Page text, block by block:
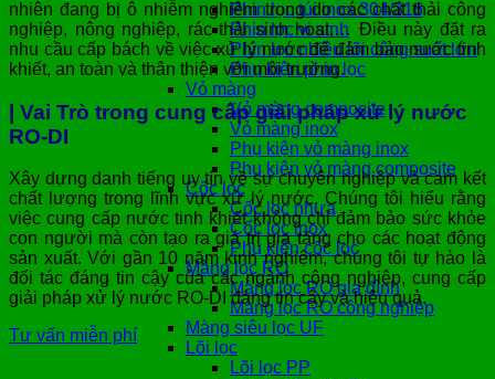
Phin lọc túi inox 304/316
Phin lọc vi sinh
Phin lọc nhiều lõi công suất lớn
Phụ kiện phin lọc
Vỏ màng
Vỏ màng composite
Vỏ màng inox
Phụ kiện vỏ màng inox
Phụ kiện vỏ màng composite
Cốc lọc
Cốc lọc nhựa
Cốc lọc inox
Phụ kiện cốc lọc
Màng lọc RO
Màng lọc RO gia đình
Màng lọc RO công nghiệp
Màng siêu lọc UF
Lõi lọc
Lõi lọc PP
nhiên đang bị ô nhiễm nghiêm trọng do các chất thải công
nghiệp, nông nghiệp, rác thải sinh hoạt,… Điều này đặt ra
nhu cầu cấp bách về việc xử lý nước để đảm bảo nước tinh
khiết, an toàn và thân thiện với môi trường.
| Vai Trò trong cung cấp giải pháp xử lý nước
RO-DI
Xây dựng danh tiếng uy tín về sự chuyên nghiệp và cam kết
chất lượng trong lĩnh vực xử lý nước. Chúng tôi hiểu rằng
việc cung cấp nước tinh khiết không chỉ đảm bảo sức khỏe
con người mà còn tạo ra giá trị gia tăng cho các hoạt động
sản xuất. Với gần 10 năm kinh nghiệm, chúng tôi tự hào là
đối tác đáng tin cậy của các ngành công nghiệp, cung cấp
giải pháp xử lý nước RO-DI đáng tin cậy và hiệu quả.
Tư vấn miễn phí